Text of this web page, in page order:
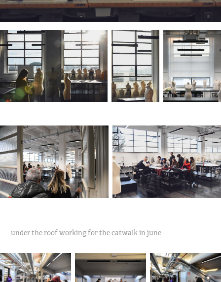
under the roof working for the catwalk in june